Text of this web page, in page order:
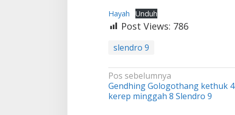
Hayah Unduh
Post Views: 786
slendro 9
Navigasi
pos
Pos sebelumnya
Gendhing Gologothang kethuk 4
kerep minggah 8 Slendro 9